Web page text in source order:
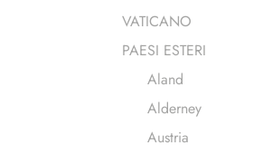
VATICANO
PAESI ESTERI
Aland
Alderney
Austria